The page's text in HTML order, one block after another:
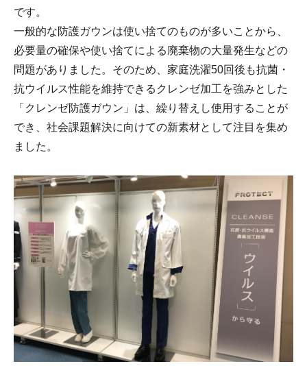
です。
一般的な防護ガウンは使い捨てのものが多いことから、
必要量の確保や使い捨てによる廃棄物の大量発生などの
問題がありました。そのため、家庭洗濯50回後も抗菌・
抗ウイルス性能を維持できるクレンゼ加工を強みとした
「クレンゼ防護ガウン」は、繰り替えし使用することが
でき、社会課題解決に向けての新素材として注目を集め
ました。